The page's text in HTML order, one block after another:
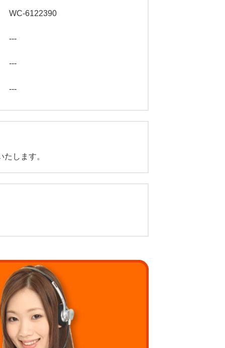
WC-6122390
---
---
---
します。